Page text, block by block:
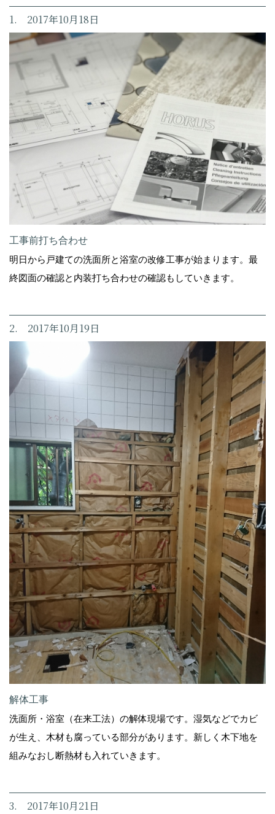
1. 2017年10月18日
工事前打ち合わせ
明日から戸建ての洗面所と浴室の改修工事が始まります。最
終図面の確認と内装打ち合わせの確認もしていきます。
2. 2017年10月19日
解体工事
洗面所・浴室（在来工法）の解体現場です。湿気などでカビ
が生え、木材も腐っている部分があります。新しく木下地を
組みなおし断熱材も入れていきます。
3. 2017年10月21日